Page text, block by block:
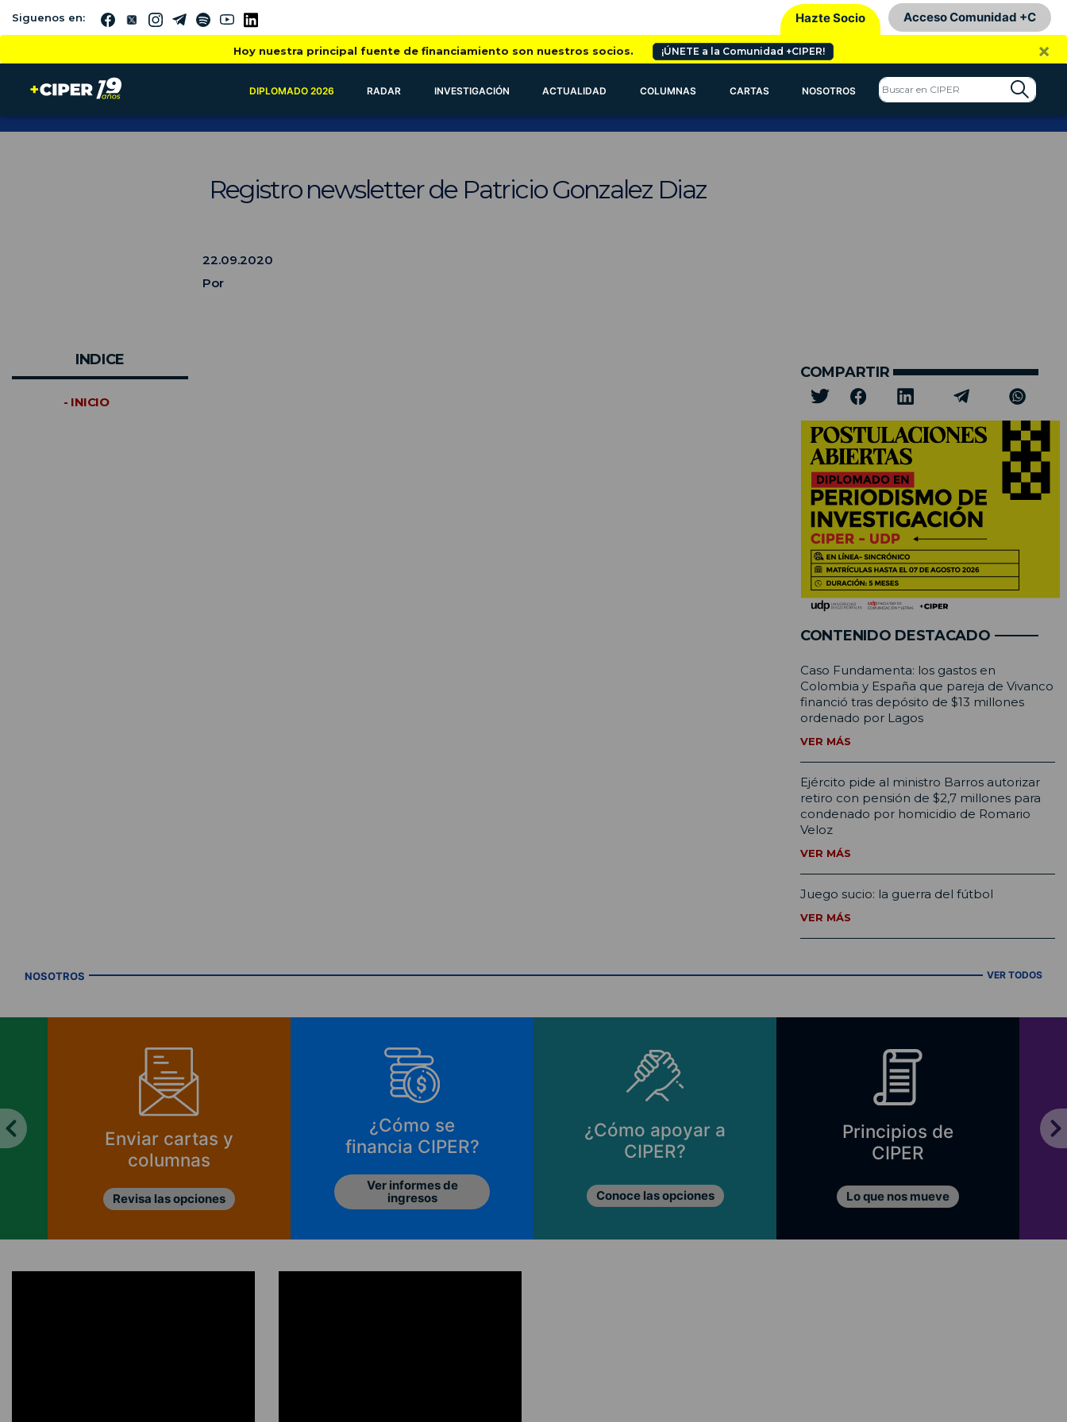
Siguenos en: Hazte Socio Acceso Comunidad +C
Hoy nuestra principal fuente de financiamiento son nuestros socios. ¡ÚNETE a la Comunidad +CIPER! ×
DIPLOMADO 2026 RADAR INVESTIGACIÓN ACTUALIDAD COLUMNAS CARTAS NOSOTROS
Registro newsletter de Patricio Gonzalez Diaz
22.09.2020
Por
INDICE
- INICIO
COMPARTIR
CONTENIDO DESTACADO
Caso Fundamenta: los gastos en
Colombia y España que pareja de Vivanco
financió tras depósito de $13 millones
ordenado por Lagos
VER MÁS
Ejército pide al ministro Barros autorizar
retiro con pensión de $2,7 millones para
condenado por homicidio de Romario
Veloz
VER MÁS
Juego sucio: la guerra del fútbol
VER MÁS
NOSOTROS VER TODOS
Enviar cartas y
columnas
Revisa las opciones
¿Cómo se
financia CIPER?
Ver informes de
ingresos
¿Cómo apoyar a
CIPER?
Conoce las opciones
Principios de
CIPER
Lo que nos mueve